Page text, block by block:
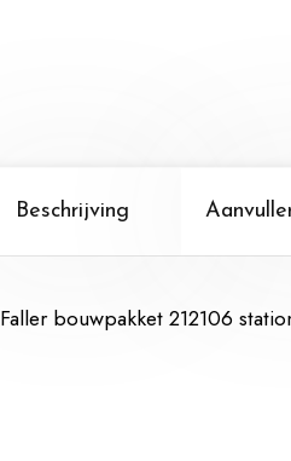
Beschrijving
Faller bouwpakket 212106